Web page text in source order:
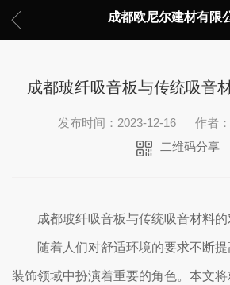
成都欧尼尔建材有限
成都玻纤吸音板与传统吸音
发布时间：2023-12-16 作者：
二维码分享
成都玻纤吸音板与传统吸音材料
随着人们对舒适环境的要求不断
装饰领域中扮演着重要的角色。本文